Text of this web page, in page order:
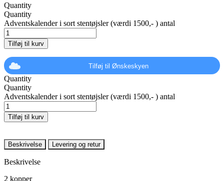
Quantity
Quantity
Adventskalender i sort stentøjsler (værdi 1500,- ) antal
Tilføj til kurv
Tilføj til Ønskeskyen
Quantity
Quantity
Adventskalender i sort stentøjsler (værdi 1500,- ) antal
Tilføj til kurv
Beskrivelse Levering og retur
Beskrivelse
2 kopper